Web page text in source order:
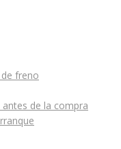
freno
de la compra